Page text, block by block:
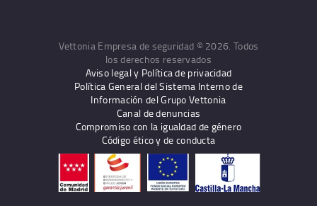
Vettonia Empresa de seguridad © 2026. Todos
los derechos reservados
Aviso legal y Política de privacidad
Política General del Sistema Interno de
Información del Grupo Vettonia
Canal de denuncias
Compromiso con la igualdad de género
Código ético y de conducta